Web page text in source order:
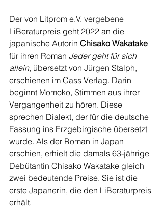
Der von Litprom e.V. vergebene
LiBeraturpreis geht 2022 an die
japanische Autorin Chisako Wakatake
für ihren Roman Jeder geht für sich
allein, übersetzt von Jürgen Stalph,
erschienen im Cass Verlag. Darin
beginnt Momoko, Stimmen aus ihrer
Vergangenheit zu hören. Diese
sprechen Dialekt, der für die deutsche
Fassung ins Erzgebirgische übersetzt
wurde. Als der Roman in Japan
erschien, erhielt die damals 63-jährige
Debütantin Chisako Wakatake gleich
zwei bedeutende Preise. Sie ist die
erste Japanerin, die den LiBeraturpreis
erhält.